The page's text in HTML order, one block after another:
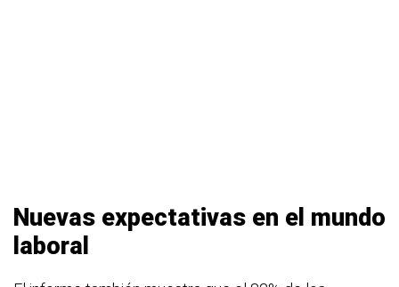
Nuevas expectativas en el mundo
laboral